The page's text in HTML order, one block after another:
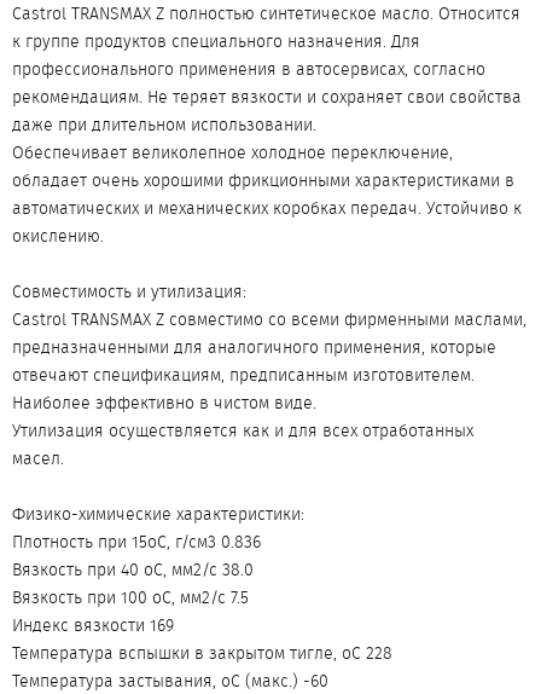
Castrol TRANSMAX Z полностью синтетическое масло. Относится
к группе продуктов специального назначения. Для
профессионального применения в автосервисах, согласно
рекомендациям. Не теряет вязкости и сохраняет свои свойства
даже при длительном использовании.
Обеспечивает великолепное холодное переключение,
обладает очень хорошими фрикционными характеристиками в
автоматических и механических коробках передач. Устойчиво к
окислению.
Совместимость и утилизация:
Castrol TRANSMAX Z совместимо со всеми фирменными маслами,
предназначенными для аналогичного применения, которые
отвечают спецификациям, предписанным изготовителем.
Наиболее эффективно в чистом виде.
Утилизация осуществляется как и для всех отработанных
масел.
Физико-химические характеристики:
Плотность при 15оС, г/см3 0.836
Вязкость при 40 оС, мм2/с 38.0
Вязкость при 100 оС, мм2/с 7.5
Индекс вязкости 169
Температура вспышки в закрытом тигле, оC 228
Температура застывания, оС (макс.) -60